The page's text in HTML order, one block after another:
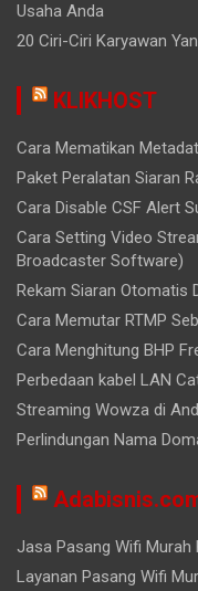
Usaha Anda
20 Ciri-Ciri Karyawan
KLIKHOST
Cara Mematikan
Paket Peralatan Siaran
Cara Disable CSF Alert
Cara Setting Video
Broadcaster Software)
Rekam Siaran Otomatis
Cara Memutar RTMP
Cara Menghitung BHP
Perbedaan kabel LAN
Streaming Wowza di
Perlindungan Nama
Jasa Pasang Wifi Murah
Layanan Pasang Wifi